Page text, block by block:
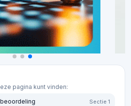
pagina kunt vinden:
Sectie 1